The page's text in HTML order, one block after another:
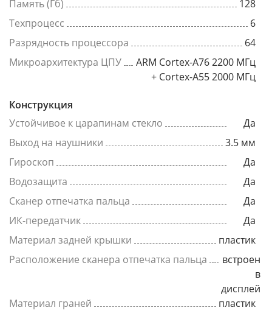
Память (Гб)
128
Техпроцесс
6
Разрядность процессора
64
Микроархитектура ЦПУ
ARM Cortex-A76 2200 МГц
+ Cortex-A55 2000 МГц
Конструкция
Устойчивое к царапинам стекло
Да
Выход на наушники
3.5 мм
Гироскоп
Да
Водозащита
Да
Сканер отпечатка пальца
Да
ИК-передатчик
Да
Материал задней крышки
пластик
Расположение сканера отпечатка пальца
встроен
в
дисплей
Материал граней
пластик